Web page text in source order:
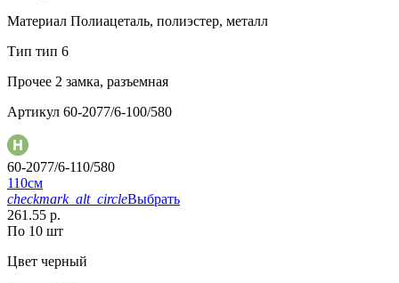
Материал Полиацеталь, полиэстер, металл
Тип тип 6
Прочее 2 замка, разъемная
Артикул 60-2077/6-100/580
60-2077/6-110/580
110см
checkmark_alt_circleВыбрать
261.55 р.
По 10 шт
Цвет черный